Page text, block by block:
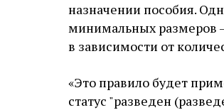
назначении пособия.
минимальных размеров
в зависимости от
«Это правило будет
статус "разведен